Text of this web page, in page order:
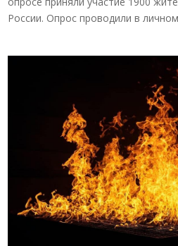
России. Опрос проводили в